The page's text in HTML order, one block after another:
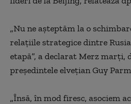
„Nu ne aşteptăm la o
relaţiile strategice dintre
etapă”, a declarat Merz marţi,
preşedintele elveţian Guy
„Însă, în mod firesc, asociem